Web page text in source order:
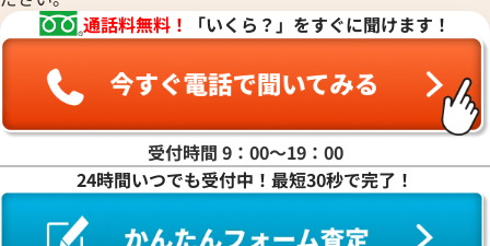
通話料無料！
「いくら？」をすぐに聞けます！
受付時間 9：00〜19：00
24時間いつでも受付中！最短30秒で完了！